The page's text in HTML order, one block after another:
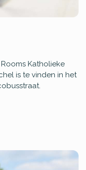
Katholieke
is te vinden in het